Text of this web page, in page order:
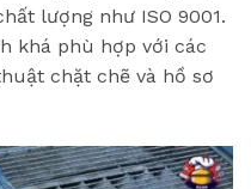
lượng như ISO 9001.
khá phù hợp với các
chặt chẽ và hồ sơ